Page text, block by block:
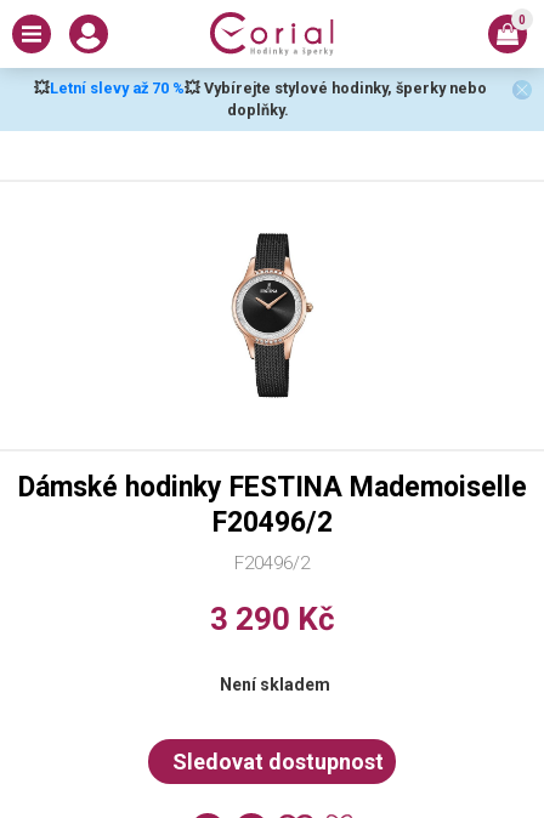
💥Letní slevy až 70 %💥 Vybírejte stylové hodinky, šperky nebo
doplňky.
0
F20496/2
Dámské hodinky FESTINA Mademoiselle
F20496/2
3 290 Kč
Není skladem